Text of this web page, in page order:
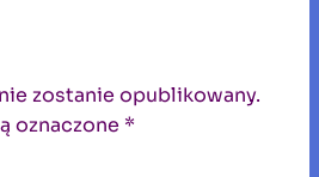
zostanie opublikowany.
oznaczone *